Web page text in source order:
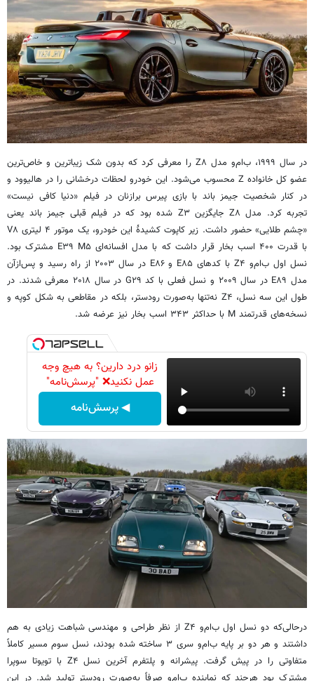
در سال ۱۹۹۹، ب‌ام‌و مدل Z۸ را معرفی کرد که بدون شک زیباترین و خاص‌ترین
عضو کل خانواده Z محسوب می‌شود. این خودرو لحظات درخشانی را در هالیوود و
در کنار شخصیت جیمز باند با بازی پیرس برازنان در فیلم «دنیا کافی نیست»
تجربه کرد. مدل Z۸ جایگزین Z۳ شده بود که در فیلم قبلی جیمز باند یعنی
«چشم طلایی» حضور داشت. زیر کاپوت کشیدهٔ این خودرو، یک موتور ۴ لیتری V۸
با قدرت ۴۰۰ اسب بخار قرار داشت که با مدل افسانه‌ای E۳۹ M۵ مشترک بود.
نسل اول ب‌ام‌و Z۴ با کدهای E۸۵ و E۸۶ در سال ۲۰۰۳ از راه رسید و پس‌ازآن
مدل E۸۹ در سال ۲۰۰۹ و نسل فعلی با کد G۲۹ در سال ۲۰۱۸ معرفی شدند. در
طول این سه نسل، Z۴ نه‌تنها به‌صورت رودستر، بلکه در مقاطعی به شکل کوپه و
نسخه‌های قدرتمند M با حداکثر ۳۴۳ اسب بخار نیز عرضه شد.
زانو درد دارین؟ به هیچ وجه
عمل نکنید❌ "پرسش‌نامه"
◀ پرسش‌نامه
درحالی‌که دو نسل اول ب‌ام‌و Z۴ از نظر طراحی و مهندسی شباهت زیادی به هم
داشتند و هر دو بر پایه ب‌ام‌و سری ۳ ساخته شده بودند، نسل سوم مسیر کاملاً
متفاوتی را در پیش گرفت. پیشرانه و پلتفرم آخرین نسل Z۴ با تویوتا سوپرا
مشترک بود هرچند که نماینده ب‌ام‌و صرفاً به‌صورت رودستر تولید شد. در این